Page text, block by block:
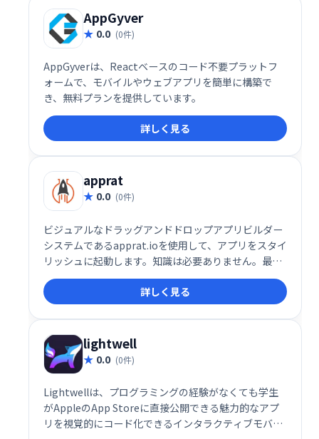
AppGyver
0.0 (0件)
AppGyverは、Reactベースのコード不要プラットフ
ォームで、モバイルやウェブアプリを簡単に構築で
き、無料プランを提供しています。
詳しく見る
apprat
0.0 (0件)
ビジュアルなドラッグアンドドロップアプリビルダー
システムであるapprat.ioを使用して、アプリをスタイ
リッシュに起動します。知識は必要ありません。最初
の30日間は無料です。いつでもキャンセルできます。
詳しく見る
lightwell
0.0 (0件)
Lightwellは、プログラミングの経験がなくても学生
がAppleのApp Storeに直接公開できる魅力的なアプ
リを視覚的にコード化できるインタラクティブモバイ